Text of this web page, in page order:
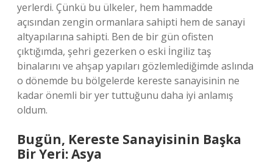
yerlerdi. Çünkü bu ülkeler, hem hammadde
açısından zengin ormanlara sahipti hem de sanayi
altyapılarına sahipti. Ben de bir gün ofisten
çıktığımda, şehri gezerken o eski İngiliz taş
binalarını ve ahşap yapıları gözlemlediğimde aslında
o dönemde bu bölgelerde kereste sanayisinin ne
kadar önemli bir yer tuttuğunu daha iyi anlamış
oldum.
Bugün, Kereste Sanayisinin Başka
Bir Yeri: Asya